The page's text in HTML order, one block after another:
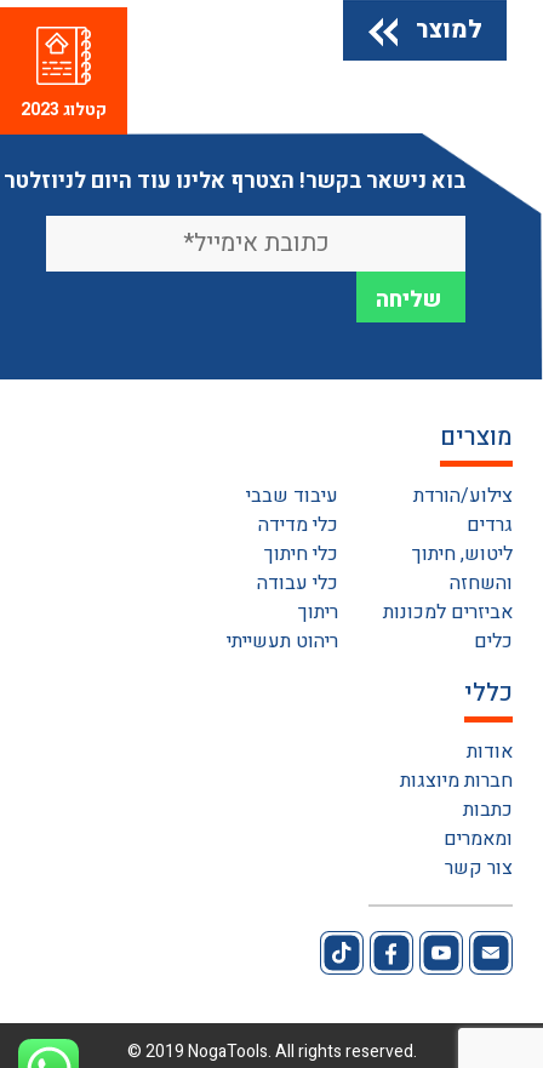
למוצר
בוא נישאר בקשר! הצטרף אלינו עוד היום לניוזלטר
מוצרים
צילוע/הורדת
גרדים
ליטוש, חיתוך
והשחזה
אביזרים למכונות
כלים
עיבוד שבבי
כלי מדידה
כלי חיתוך
כלי עבודה
ריתוך
ריהוט תעשייתי
כללי
אודות
חברות מיוצגות
כתבות
ומאמרים
צור קשר
© 2019 NogaTools. All rights reserved.
קטלוג 2023